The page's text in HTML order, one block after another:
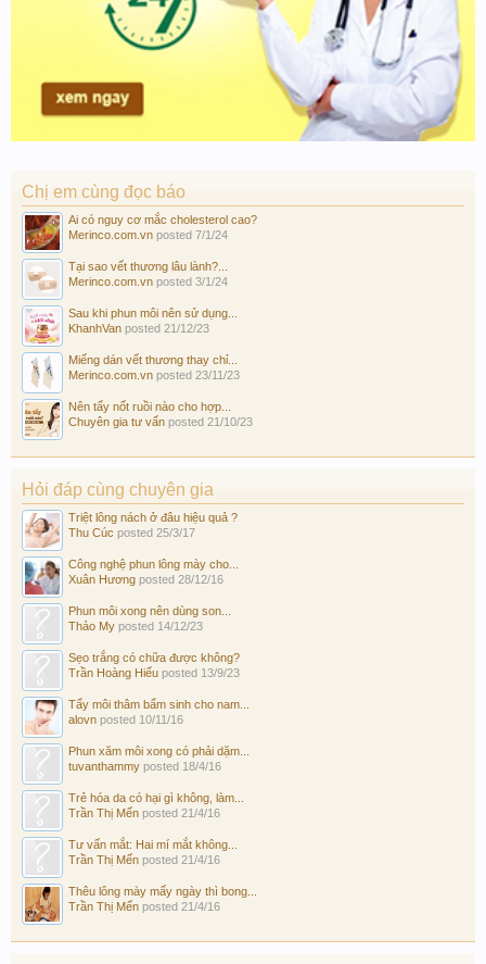
Chị em cùng đọc báo
Ai có nguy cơ mắc cholesterol cao?
Merinco.com.vn posted 7/1/24
Tại sao vết thương lâu lành?...
Merinco.com.vn posted 3/1/24
Sau khi phun môi nên sử dụng...
KhanhVan posted 21/12/23
Miếng dán vết thương thay chỉ...
Merinco.com.vn posted 23/11/23
Nên tẩy nốt ruồi nào cho hợp...
Chuyên gia tư vấn posted 21/10/23
Hỏi đáp cùng chuyên gia
Triệt lông nách ở đâu hiệu quả ?
Thu Cúc posted 25/3/17
Công nghệ phun lông mày cho...
Xuân Hương posted 28/12/16
Phun môi xong nên dùng son...
Thảo My posted 14/12/23
Sẹo trắng có chữa được không?
Trần Hoàng Hiếu posted 13/9/23
Tẩy môi thâm bẩm sinh cho nam...
alovn posted 10/11/16
Phun xăm môi xong có phải dặm...
tuvanthammy posted 18/4/16
Trẻ hóa da có hại gì không, làm...
Trần Thị Mến posted 21/4/16
Tư vấn mắt: Hai mí mắt không...
Trần Thị Mến posted 21/4/16
Thêu lông mày mấy ngày thì bong...
Trần Thị Mến posted 21/4/16